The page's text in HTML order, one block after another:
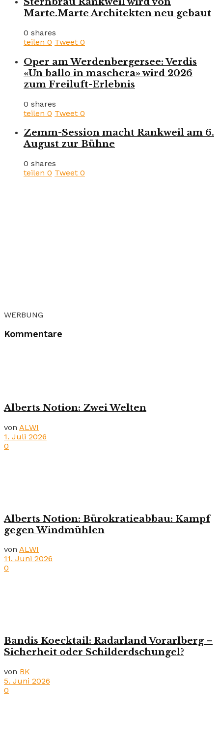
Marte.Marte Architekten neu gebaut
0 shares
teilen 0 Tweet 0
Oper am Werdenbergersee: Verdis
«Un ballo in maschera» wird 2026
zum Freiluft-Erlebnis
0 shares
teilen 0 Tweet 0
Zemm-Session macht Rankweil am 6.
August zur Bühne
0 shares
teilen 0 Tweet 0
WERBUNG
Kommentare
Alberts Notion: Zwei Welten
von ALWI
1. Juli 2026
0
Alberts Notion: Bürokratieabbau: Kampf
gegen Windmühlen
von ALWI
11. Juni 2026
0
Bandis Koecktail: Radarland Vorarlberg –
Sicherheit oder Schilderdschungel?
von BK
5. Juni 2026
0